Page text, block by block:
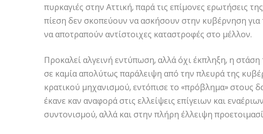
πυρκαγιές στην Αττική, παρά τις επίμονες ερωτήσεις
πίεση δεν σκοπεύουν να ασκήσουν στην κυβέρνηση για
να αποτραπούν αντίστοιχες καταστροφές στο μέλλον.
Προκαλεί αλγεινή εντύπωση, αλλά όχι έκπληξη, η
σε καμία απολύτως παράλειψη από την πλευρά της
κρατικού μηχανισμού, εντόπισε το «πρόβλημα» στους
έκανε καν αναφορά στις ελλείψεις επίγειων και
συντονισμού, αλλά και στην πλήρη έλλειψη